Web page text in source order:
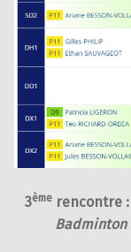
3ème rencontre :
Badminton